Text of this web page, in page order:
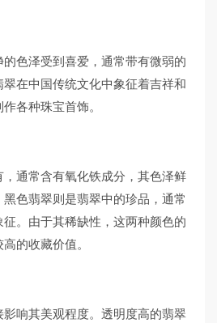
色泽受到喜爱，通常带有微弱的
在中国传统文化中象征着吉祥和
各种珠宝首饰。
通常含有氧化铁成分，其色泽鲜
色翡翠则是翡翠中的珍品，通常
。由于其稀缺性，这两种颜色的
的收藏价值。
响其美观程度。透明度高的翡翠